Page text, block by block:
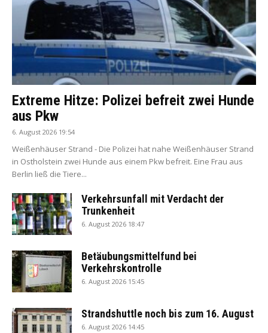
Extreme Hitze: Polizei befreit zwei Hunde
aus Pkw
6. August 2026 19:54
Weißenhäuser Strand - Die Polizei hat nahe Weißenhäuser Strand
in Ostholstein zwei Hunde aus einem Pkw befreit. Eine Frau aus
Berlin ließ die Tiere...
Verkehrsunfall mit Verdacht der
Trunkenheit
6. August 2026 18:47
Betäubungsmittelfund bei
Verkehrskontrolle
6. August 2026 15:45
Strandshuttle noch bis zum 16. August
6. August 2026 14:45